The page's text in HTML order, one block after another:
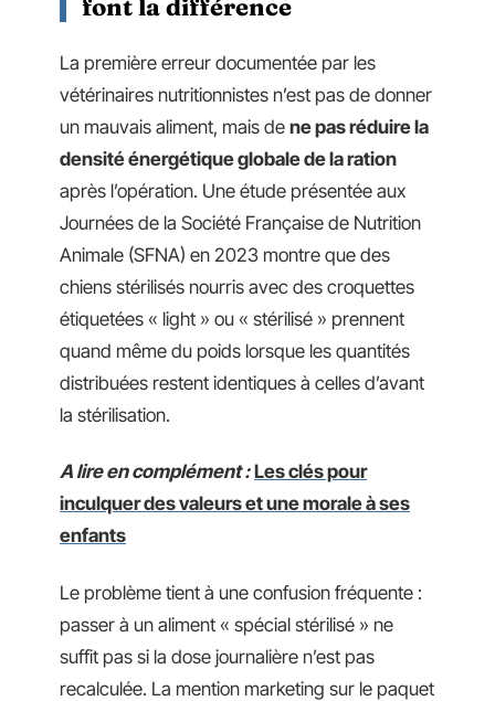
font la différence
La première erreur documentée par les
vétérinaires nutritionnistes n’est pas de donner
un mauvais aliment, mais de ne pas réduire la
densité énergétique globale de la ration
après l’opération. Une étude présentée aux
Journées de la Société Française de Nutrition
Animale (SFNA) en 2023 montre que des
chiens stérilisés nourris avec des croquettes
étiquetées « light » ou « stérilisé » prennent
quand même du poids lorsque les quantités
distribuées restent identiques à celles d’avant
la stérilisation.
A lire en complément : Les clés pour
inculquer des valeurs et une morale à ses
enfants
Le problème tient à une confusion fréquente :
passer à un aliment « spécial stérilisé » ne
suffit pas si la dose journalière n’est pas
recalculée. La mention marketing sur le paquet